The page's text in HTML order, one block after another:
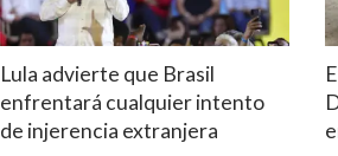
Lula advierte que Brasil
enfrentará cualquier intento
de injerencia extranjera